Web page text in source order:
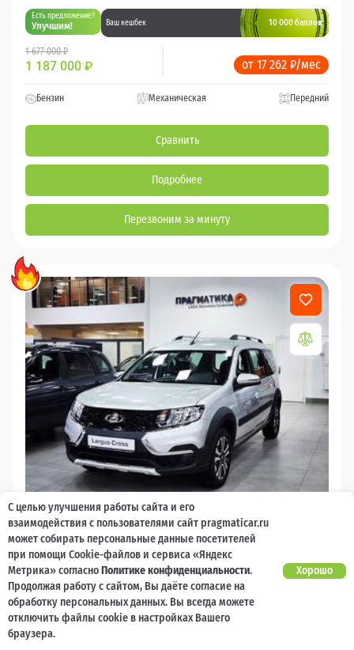
Есть предложение?
Улучшим! Ваш кешбек 10 000 баллов
1 677 000 ₽
1 187 000 ₽ от 17 262 ₽/мес
Бензин Механическая Передний
Сравнить
Подробнее
Перезвоним за минуту
LADA Largus
2026
Есть предложение?
Улучшим! Ваш кешбек 10 000 баллов
2 017 000 ₽
1 477 600₽
С целью улучшения работы сайта и его
взаимодействия с пользователями сайт pragmaticar.ru
может собирать персональные данные посетителей
при помощи Cookie-файлов и сервиса «Яндекс
Метрика» согласноПолитике конфиденциальности.
Продолжая работу с сайтом, Вы даёте согласие на
обработку персональных данных. Вы всегда можете
отключить файлы cookie в настройках Вашего
браузера.
Хорошо